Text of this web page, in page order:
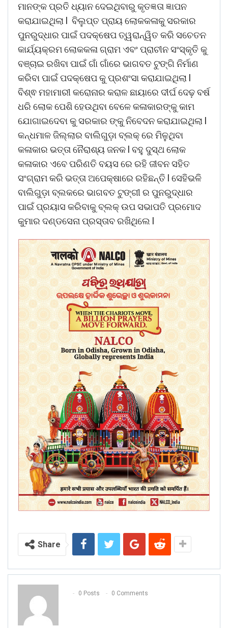
ମାନଙ୍କ ପ୍ରତି ଧ୍ୟାନ ଦେଇଥିବାରୁ କୃତଜ୍ଞତା ଜ୍ଞାପନ
କରାଯାଇଥିଲା l ବିଲୁପ୍ତ ପ୍ରାୟ ଲୋକକଳାକୁ ସରକାର
ପୁନରୁଦ୍ଧାର ପାଇଁ ପଦକ୍ଷେପ ତ୍ୱରାନ୍ୱିତ କରି ସଚେତନ
କାର୍ଯ୍ୟକ୍ରମ ଲୋକକଳା ଗ୍ରାମ ଏବଂ ପ୍ରାଚୀନ ସଂସ୍କୃତି କୁ
ବଞ୍ଚାଇ ରଖିବା ପାଇଁ ଗାଁ ଗାଁରେ ଭାଗବତ ଟୁଙ୍ଗି ନିର୍ମାଣ
କରିବା ପାଇଁ ପଦକ୍ଷେପ କୁ ପ୍ରଶଂସା କରାଯାଇଥିଲା l
ବିଶ୍ଵ ମହାମାରୀ କରୋନାର କରାଳ ଛାୟାରେ ଦୀର୍ଘ ଦେଢ଼ ବର୍ଷ
ଧରି ଲୋକ ପେଶି ହେଉଥିବା ବେଳେ କଳାକାରଙ୍କୁ କାମ
ଯୋଗାଇଦେବା କୁ ସରକାର ଙ୍କୁ ନିବେଦନ କରାଯାଇଥିଲା l
କନ୍ଧମାଳ ଜିଲ୍ଲାର ବାଲିଗୁଡ଼ା ବ୍ଲକ୍ ରେ ମିଳୁଥିବା
କଳାକାର ଭତ୍ତା ନୈରାଶ୍ୟ ଜନକ l ବହୁ ଦୁସ୍ଥ ଲୋକ
କଳାକାର ଏବେ ପରିଣତି ବୟସ ରେ ରହି ଜୀବନ ସହିତ
ସଂଗ୍ରାମ କରି ଭତ୍ତା ଅପେକ୍ଷାରେ ରହିଛନ୍ତି l ସେହିଭଳି
ବାଲିଗୁଡ଼ା ବ୍ଲକରେ ଭାଗବତ ଟୁଙ୍ଗୀ ର ପୁନରୁଦ୍ଧାର
ପାଇଁ ପ୍ରୟାସ କରିବାକୁ ବ୍ଲକ୍ ଉପ ସଭାପତି ପ୍ରମୋଦ
କୁମାର ଦଣ୍ଡସେନା ପ୍ରସ୍ତାବ ରଖିଥିଲେ l
Share
0 Posts 0 Comments